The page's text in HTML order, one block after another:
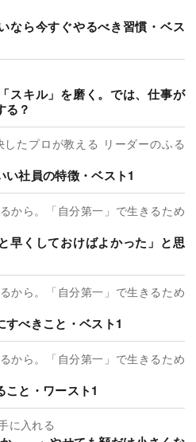
なら今すぐやるべき習慣・ベス
スキル」を磨く。では、仕事が
る？
たプロが教える リーダーのふる
社員の特徴・ベスト1
から。「自分第一」で生きるため
早くしておけばよかった」と思
から。「自分第一」で生きるため
すべきこと・ベスト1
から。「自分第一」で生きるため
こと・ワースト1
に入れる